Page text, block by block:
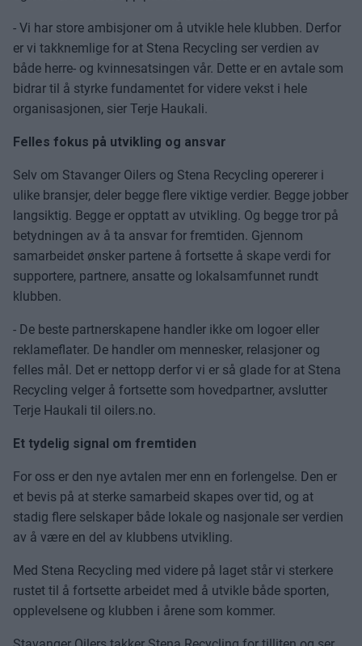
- Vi har store ambisjoner om å utvikle hele klubben. Derfor
er vi takknemlige for at Stena Recycling ser verdien av
både herre- og kvinnesatsingen vår. Dette er en avtale som
bidrar til å styrke fundamentet for videre vekst i hele
organisasjonen, sier Terje Haukali.
Felles fokus på utvikling og ansvar
Selv om Stavanger Oilers og Stena Recycling opererer i
ulike bransjer, deler begge flere viktige verdier. Begge jobber
langsiktig. Begge er opptatt av utvikling. Og begge tror på
betydningen av å ta ansvar for fremtiden. Gjennom
samarbeidet ønsker partene å fortsette å skape verdi for
supportere, partnere, ansatte og lokalsamfunnet rundt
klubben.
- De beste partnerskapene handler ikke om logoer eller
reklameflater. De handler om mennesker, relasjoner og
felles mål. Det er nettopp derfor vi er så glade for at Stena
Recycling velger å fortsette som hovedpartner, avslutter
Terje Haukali til oilers.no.
Et tydelig signal om fremtiden
For oss er den nye avtalen mer enn en forlengelse. Den er
et bevis på at sterke samarbeid skapes over tid, og at
stadig flere selskaper både lokale og nasjonale ser verdien
av å være en del av klubbens utvikling.
Med Stena Recycling med videre på laget står vi sterkere
rustet til å fortsette arbeidet med å utvikle både sporten,
opplevelsene og klubben i årene som kommer.